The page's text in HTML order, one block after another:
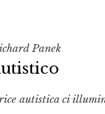
Panek
autistica ci